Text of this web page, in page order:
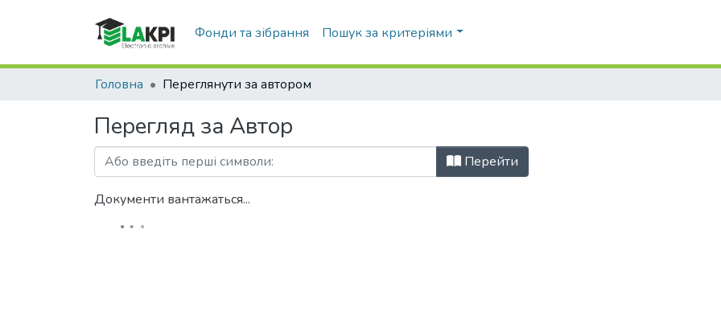
Фонди та зібрання Пошук за критеріями
Головна Переглянути за автором
Перегляд за Автор
Перейти
Документи вантажаться...